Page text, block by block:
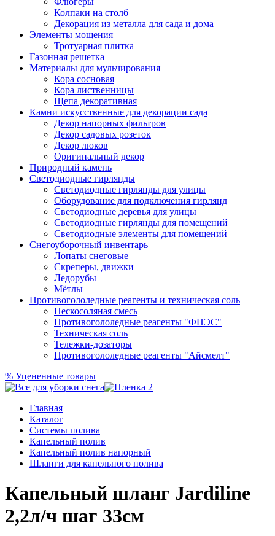
Колпаки на столб
Декорация из металла для сада и дома
Элементы мощения
Тротуарная плитка
Газонная решетка
Материалы для мульчирования
Кора сосновая
Кора лиственницы
Щепа декоративная
Камни искусственные для декорации сада
Декор напорных фильтров
Декор садовых розеток
Декор люков
Оригинальный декор
Природный камень
Светодиодные гирлянды
Светодиодные гирлянды для улицы
Оборудование для подключения гирлянд
Светодиодные деревья для улицы
Светодиодные гирлянды для помещений
Светодиодные элементы для помещений
Снегоуборочный инвентарь
Лопаты снеговые
Скреперы, движки
Ледорубы
Мётлы
Противогололедные реагенты и техническая соль
Пескосоляная смесь
Противогололедные реагенты "ФПЭС"
Техническая соль
Тележки-дозаторы
Противогололедные реагенты "Айсмелт"
% Уцененные товары
Главная
Каталог
Системы полива
Капельный полив
Капельный полив напорный
Шланги для капельного полива
Капельный шланг Jardiline
2,2л/ч шаг 33см